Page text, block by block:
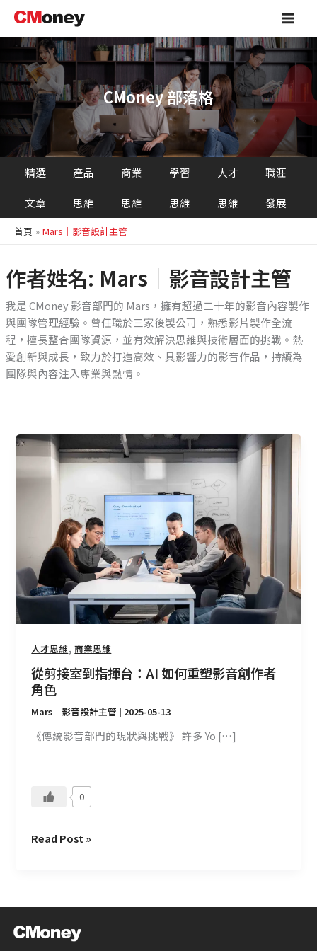
主
容
Main
CMoney 部落格
精選
文章
產品
思維
商業
思維
學習
思維
人才
思維
職涯
發展
首頁 Mars｜影音設計主管
作者姓名: Mars｜影音設計主管
我是 CMoney 影音部門的 Mars，擁有超過二十年的影音內容製作
與團隊管理經驗。曾任職於三家後製公司，熟悉影片製作全流
程，擅長整合團隊資源，並有效解決思維與技術層面的挑戰。熱
愛創新與成長，致力於打造高效、具影響力的影音作品，持續為
團隊與內容注入專業與熱情。
人才思維,商業思維
從剪接室到指揮台：AI 如何重塑影音創作者
角色
Mars｜影音設計主管 | 2025-05-13
《傳統影音部門的現狀與挑戰》 許多 Yo […]
0
從
剪
接
台：
AI
如
重
塑
音
創
作
者
Read Post »